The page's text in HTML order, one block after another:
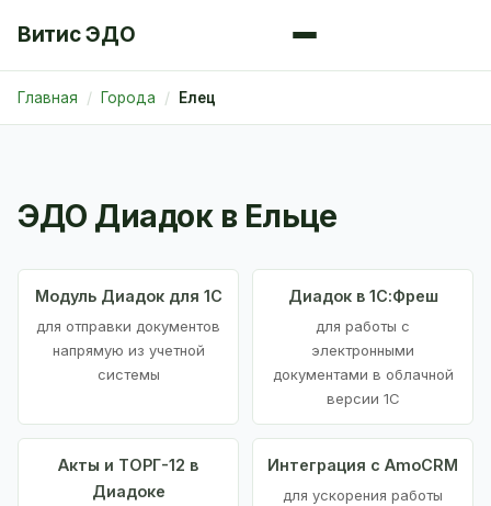
Витис ЭДО
Главная Города Елец
ЭДО Диадок в Ельце
Модуль Диадок для 1С
для отправки документов
напрямую из учетной
системы
Диадок в 1С:Фреш
для работы с
электронными
документами в облачной
версии 1С
Акты и ТОРГ-12 в
Диадоке
Интеграция с AmoCRM
для ускорения работы